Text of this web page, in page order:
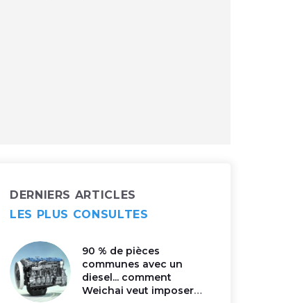
DERNIERS ARTICLES
LES PLUS CONSULTES
90 % de pièces
communes avec un
diesel... comment
Weichai veut imposer